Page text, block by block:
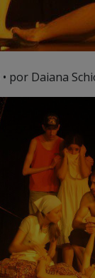
• por Daiana